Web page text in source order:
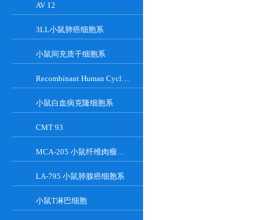
AV 12
3LL小鼠肺癌细胞系
小鼠间充质干细胞系
Recombinant Human Cyclin-Dependent Kinase Inhibitor 2A
小鼠白血病克隆细胞系
CMT 93
MCA-205 小鼠纤维肉瘤细胞系
LA-795 小鼠肺腺癌细胞系
小鼠T淋巴细胞